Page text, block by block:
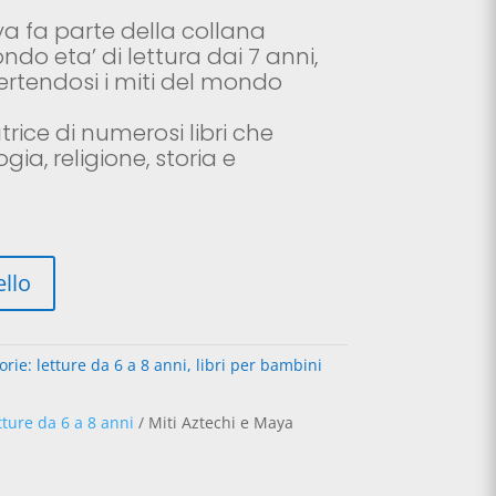
fa parte della collana
eta’ di lettura dai 7 anni,
i miti del mondo
di numerosi libri che
religione, storia e
r
a
letture da 6 a 8 anni, libri per bambini
da 6 a 8 anni / Miti Aztechi e Maya